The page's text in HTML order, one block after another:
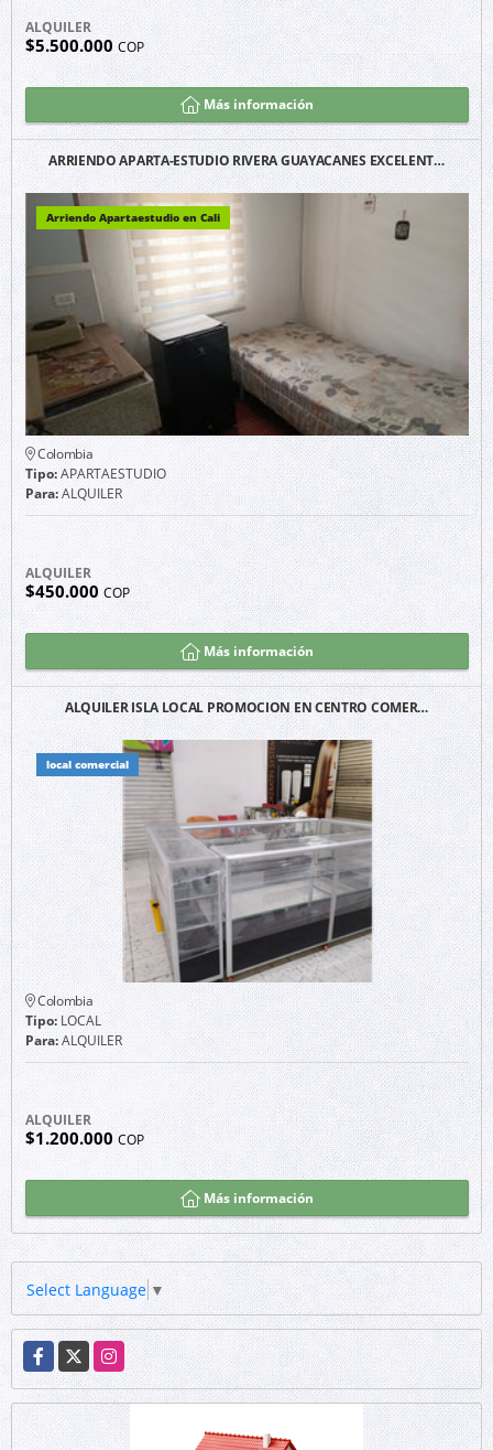
ALQUILER
$5.500.000 COP
Más información
ARRIENDO APARTA-ESTUDIO RIVERA GUAYACANES EXCELENT…
Arriendo Apartaestudio en Cali
Colombia
Tipo:APARTAESTUDIO
Para:ALQUILER
ALQUILER
$450.000COP
Más información
ALQUILER ISLA LOCAL PROMOCION EN CENTRO COMER…
local comercial
Colombia
Tipo:LOCAL
Para:ALQUILER
ALQUILER
$1.200.000 COP
Más información
Select Language ▼
Facebook
X Instagram